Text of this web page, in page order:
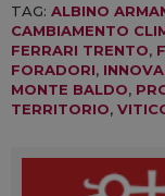
TAG: ALBINO
CAMBIAMENTO
FERRARI TRENTO,
FORADORI,
MONTE BALDO,
TERRITORIO,